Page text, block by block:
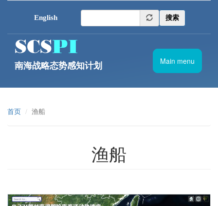
南海战略态势感知计划
搜索
English
Main menu
首页 渔船
渔船